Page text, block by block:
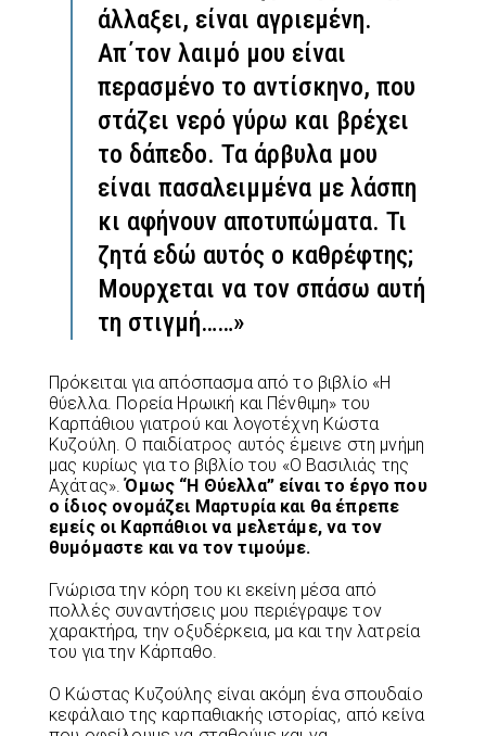
άλλαξει, είναι αγριεμένη.
Απ΄τον λαιμό μου είναι
περασμένο το αντίσκηνο, που
στάζει νερό γύρω και βρέχει
το δάπεδο. Τα άρβυλα μου
είναι πασαλειμμένα με λάσπη
κι αφήνουν αποτυπώματα. Τι
ζητά εδώ αυτός ο καθρέφτης;
Μουρχεται να τον σπάσω αυτή
τη στιγμή……»
Πρόκειται για απόσπασμα από το βιβλίο «Η
θύελλα. Πορεία Ηρωική και Πένθιμη» του
Καρπάθιου γιατρού και λογοτέχνη Κώστα
Κυζούλη. Ο παιδίατρος αυτός έμεινε στη μνήμη
μας κυρίως για το βιβλίο του «Ο Βασιλιάς της
Αχάτας».Όμως “Η Θύελλα” είναι το έργο που
ο ίδιος ονομάζει Μαρτυρία και θα έπρεπε
εμείς οι Καρπάθιοι να μελετάμε, να τον
θυμόμαστε και να τον τιμούμε.
Γνώρισα την κόρη του κι εκείνη μέσα από
πολλές συναντήσεις μου περιέγραψε τον
χαρακτήρα, την οξυδέρκεια, μα και την λατρεία
του για την Κάρπαθο.
Ο Κώστας Κυζούλης είναι ακόμη ένα σπουδαίο
κεφάλαιο της καρπαθιακής ιστορίας, από κείνα